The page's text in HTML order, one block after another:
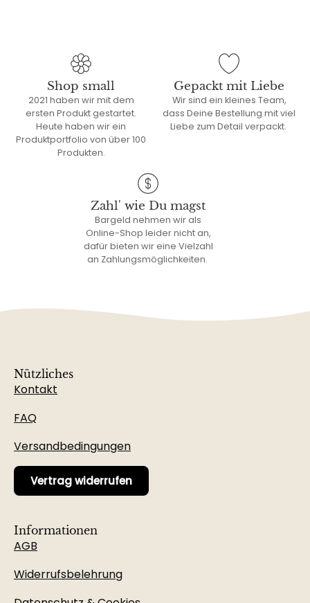
Shop small
2021 haben wir mit dem
ersten Produkt gestartet.
Heute haben wir ein
Produktportfolio von über 100
Produkten.
Gepackt mit Liebe
Wir sind ein kleines Team,
dass Deine Bestellung mit viel
Liebe zum Detail verpackt.
Zahl' wie Du magst
Bargeld nehmen wir als
Online-Shop leider nicht an,
dafür bieten wir eine Vielzahl
an Zahlungsmöglichkeiten.
Nützliches
Kontakt
FAQ
Versandbedingungen
Vertrag widerrufen
Informationen
AGB
Widerrufsbelehrung